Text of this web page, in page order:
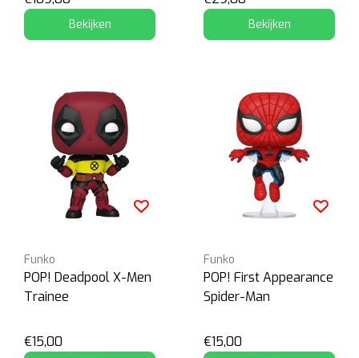
Bekijken Bekijken
Funko
POP! Deadpool X-Men
Trainee
€15,00
Funko
POP! First Appearance
Spider-Man
€15,00